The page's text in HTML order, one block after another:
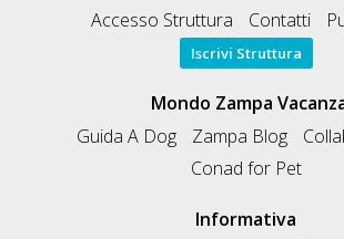
Accesso Struttura
Contatti
Iscrivi Struttura
Mondo Zampa
Guida A Dog
Zampa Blog
Conad for Pet
Informativa